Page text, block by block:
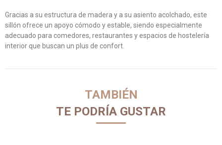
Gracias a su estructura de madera y a su asiento acolchado, este
sillón ofrece un apoyo cómodo y estable, siendo especialmente
adecuado para comedores, restaurantes y espacios de hostelería
interior que buscan un plus de confort.
TAMBIÉN
TE PODRÍA GUSTAR